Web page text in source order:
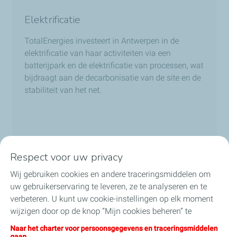
Elektrificatie
TotalEnergies investeert in Antwerpen in de
elektrificatie van haar activiteiten via een
batterijpark en de elektrificatie van processen, wat
bijdraagt aan de decarbonisatie van de site en de
stabiliteit van het net.
Respect voor uw privacy
Wij gebruiken cookies en andere traceringsmiddelen om
uw gebruikerservaring te leveren, ze te analyseren en te
verbeteren. U kunt uw cookie-instellingen op elk moment
wijzigen door op de knop “Mijn cookies beheren” te
klikken. Door op de knop "Ik aanvaard" te klikken, stemt u
Naar het charter voor persoonsgegevens en traceringsmiddelen